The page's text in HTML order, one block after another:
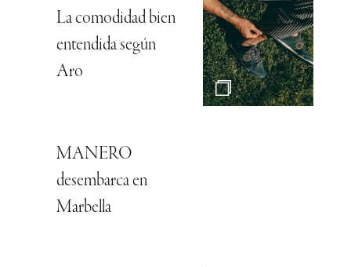
La comodidad bien
entendida según
Aro
MANERO
desembarca en
Marbella